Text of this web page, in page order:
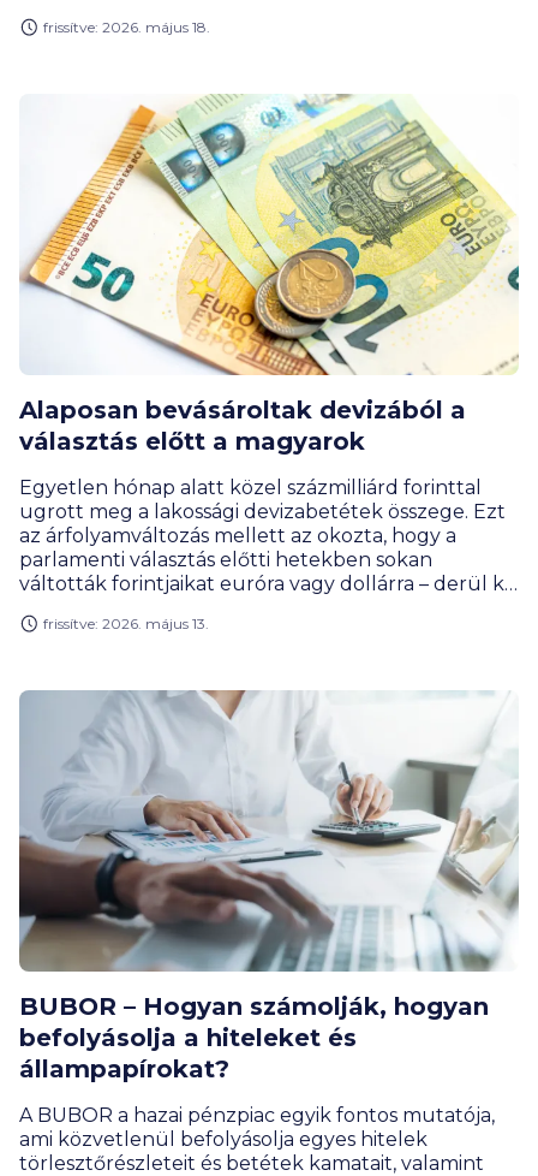
frissítve: 2026. május 18.
Alaposan bevásároltak devizából a
választás előtt a magyarok
Egyetlen hónap alatt közel százmilliárd forinttal
ugrott meg a lakossági devizabetétek összege. Ezt
az árfolyamváltozás mellett az okozta, hogy a
parlamenti választás előtti hetekben sokan
váltották forintjaikat euróra vagy dollárra – derül ki
vásárlási kedv a forint elmúlt hetekben
is segíti, hogy egyre több bank kínál díjmentes
devizaszámlát és a kedvező árfolyamú
devizaváltást.
frissítve: 2026. május 13.
BUBOR – Hogyan számolják, hogyan
befolyásolja a hiteleket és
állampapírokat?
A BUBOR a hazai pénzpiac egyik fontos mutatója,
ami közvetlenül befolyásolja egyes hitelek
törlesztőrészleteit és betétek kamatait, valamint